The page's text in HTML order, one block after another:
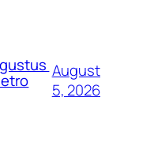
August
5, 2026